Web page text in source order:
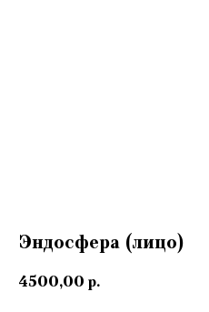
Эндосфера (лицо)
4500,00 р.